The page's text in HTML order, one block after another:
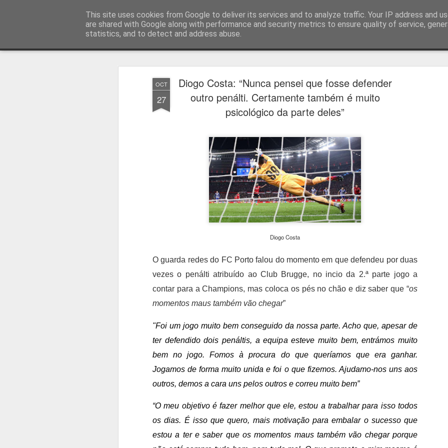
OCT
27
Diogo Costa: “Nunca pensei que fosse defender
outro penálti. Certamente também é muito
psicológico da parte deles”
Diogo Costa
O guarda redes do FC Porto falou do momento em que defendeu por duas
vezes o penálti atribuído ao Club Brugge, no incio da 2.ª parte jogo a
contar para a Champions, mas coloca os pés no chão e diz saber que “os
momentos maus também vão chegar”
"Foi um jogo muito bem conseguido da nossa parte. Acho que, apesar de
ter defendido dois penáltis, a equipa esteve muito bem, entrámos muito
bem no jogo. Fomos à procura do que queríamos que era ganhar.
Jogamos de forma muito unida e foi o que fizemos. Ajudamo-nos uns aos
outros, demos a cara uns pelos outros e correu muito bem”
“O meu objetivo é fazer melhor que ele, estou a trabalhar para isso todos
os dias. É isso que quero, mais motivação para embalar o sucesso que
estou a ter e saber que os momentos maus também vão chegar porque
This site uses cookies from Google to deliver its services and to analyze traffic. Your IP address and
are shared with Google along with performance and security metrics to ensure quality of service,
statistics, and to detect and address abuse.
Press Magazine
7
Estoril e Famalicão empatam no
arranque do campeonato
Estoril e Famalicão fizeram o jogo de arranque do campeonato
português, a jogar em casa o Estoril empatou com o Famalicão
1) com golos de Koutsias e Begraoui.
O Estoril a jogar em casa, entrou mais forte não sendo capaz de
concretizar as oportunidades criadas. Por sua vez, o Famalicão
não desperdiçou e acabou por sair para intervalo a vencer por 1-0,
com golo marcado aos 32 minutos por intermédio de Georgios
O Estoril já na segunda parte estava determinado a dar a volta ao
resultado, acabou por empatar a partida aos 72 minutos por
intermédio de Begraoui.
As duas equipas ainda tentaram a vitória, mantendo-se a